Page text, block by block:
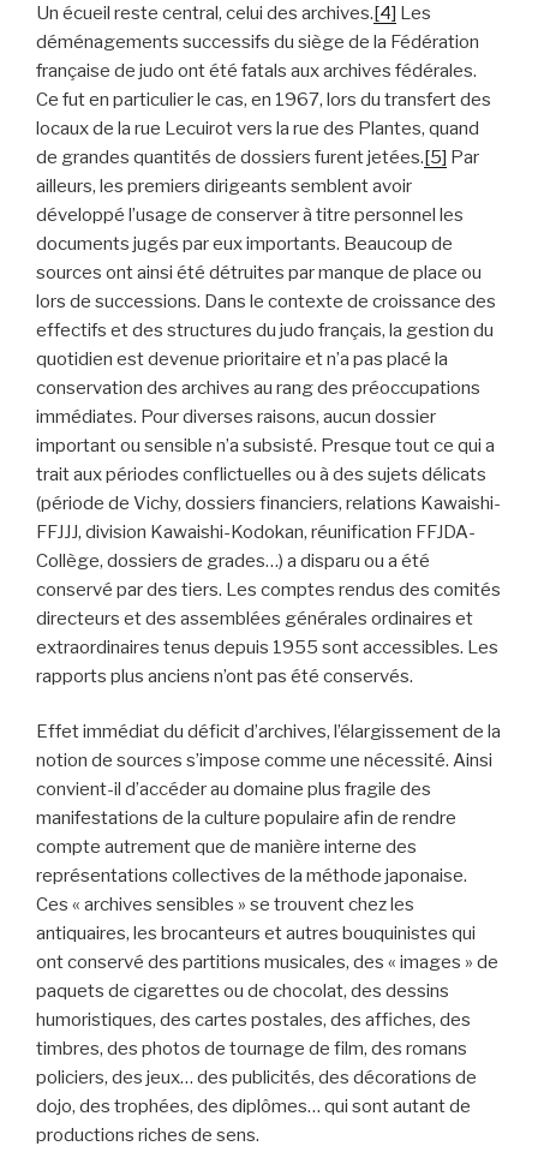
Un écueil reste central, celui des archives.[4] Les
déménagements successifs du siège de la Fédération
française de judo ont été fatals aux archives fédérales.
Ce fut en particulier le cas, en 1967, lors du transfert des
locaux de la rue Lecuirot vers la rue des Plantes, quand
de grandes quantités de dossiers furent jetées.[5] Par
ailleurs, les premiers dirigeants semblent avoir
développé l’usage de conserver à titre personnel les
documents jugés par eux importants. Beaucoup de
sources ont ainsi été détruites par manque de place ou
lors de successions. Dans le contexte de croissance des
effectifs et des structures du judo français, la gestion du
quotidien est devenue prioritaire et n’a pas placé la
conservation des archives au rang des préoccupations
immédiates. Pour diverses raisons, aucun dossier
important ou sensible n’a subsisté. Presque tout ce qui a
trait aux périodes conflictuelles ou à des sujets délicats
(période de Vichy, dossiers financiers, relations Kawaishi-
FFJJJ, division Kawaishi-Kodokan, réunification FFJDA-
Collège, dossiers de grades…) a disparu ou a été
conservé par des tiers. Les comptes rendus des comités
directeurs et des assemblées générales ordinaires et
extraordinaires tenus depuis 1955 sont accessibles. Les
rapports plus anciens n’ont pas été conservés.
Effet immédiat du déficit d’archives, l’élargissement de la
notion de sources s’impose comme une nécessité. Ainsi
convient-il d’accéder au domaine plus fragile des
manifestations de la culture populaire afin de rendre
compte autrement que de manière interne des
représentations collectives de la méthode japonaise.
Ces « archives sensibles » se trouvent chez les
antiquaires, les brocanteurs et autres bouquinistes qui
ont conservé des partitions musicales, des « images » de
paquets de cigarettes ou de chocolat, des dessins
humoristiques, des cartes postales, des affiches, des
timbres, des photos de tournage de film, des romans
policiers, des jeux… des publicités, des décorations de
dojo, des trophées, des diplômes… qui sont autant de
productions riches de sens.